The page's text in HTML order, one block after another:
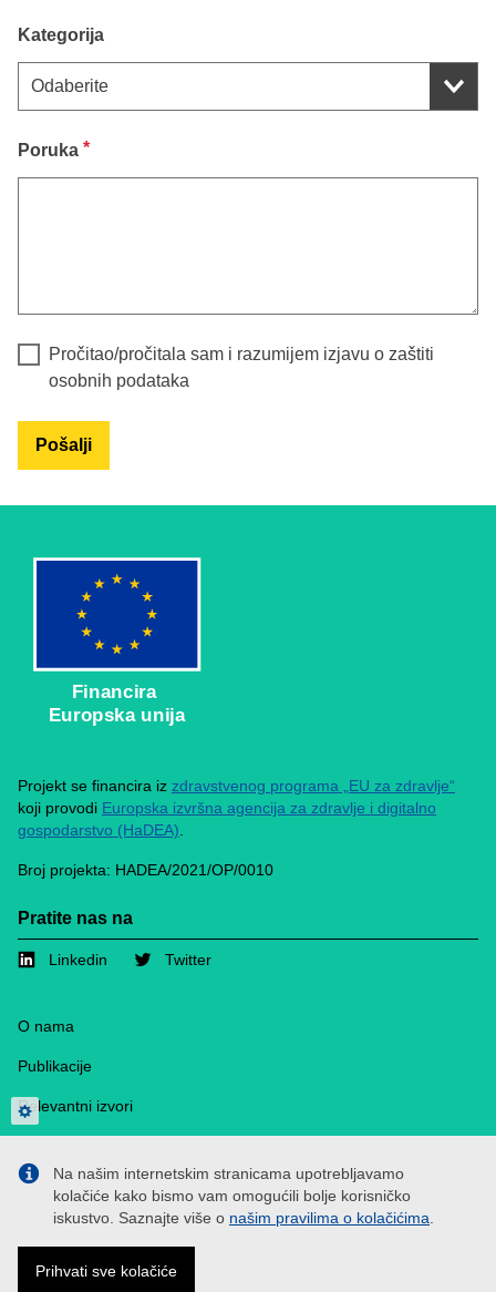
Kategorija
Poruka *
Pročitao/pročitala sam i razumijem izjavu o zaštiti
osobnih podataka
Pošalji
Financira
Europska unija
Projekt se financira iz zdravstvenog programa „EU za zdravlje“
koji provodi Europska izvršna agencija za zdravlje i digitalno
gospodarstvo (HaDEA)
Broj projekta: HADEA/2021/OP/0010
Pratite nas na
Linkedin Twitter
Footer
O nama
Publikacije
Relevantni izvori
Cookies
Kontakt
Politika privatnosti
Privacy settings
Na našim internetskim stranicama upotrebljavamo
kolačiće kako bismo vam omogućili bolje korisničko
iskustvo. Saznajte više o našim pravilima o kolačićima
Prihvati sve kolačiće